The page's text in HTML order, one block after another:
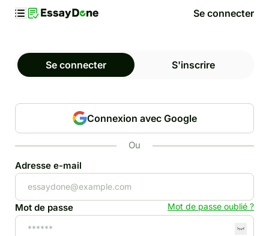
Se connecter
Se connecter S'inscrire
Connexion avec Google
Ou
Adresse e-mail
Mot de passe Mot de passe oublié ?